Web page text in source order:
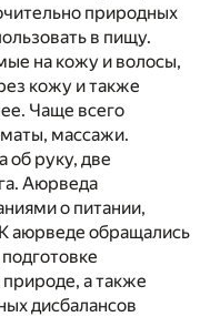
природных
в пищу.
на кожу и волосы,
кожу и также
Чаще всего
массажи.
об руку, две
Аюрведа
о питании,
аюрведе обращались
а также
дисбалансов